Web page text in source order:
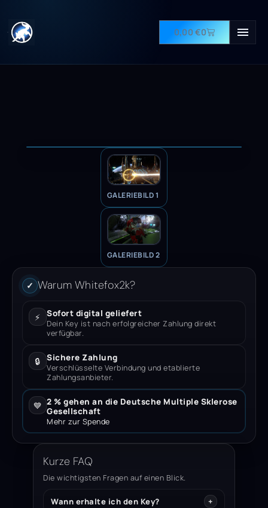
0,00€0
GALERIEBILD 1
GALERIEBILD 2
✓ Warum Whitefox2k?
⚡ Sofort digital geliefert
Dein Key ist nach erfolgreicher Zahlung direkt
verfügbar.
🔒 Sichere Zahlung
Verschlüsselte Verbindung und etablierte
Zahlungsanbieter.
💙 2 % gehen an die Deutsche Multiple Sklerose
Gesellschaft
Mehr zur Spende
Kurze FAQ
Die wichtigsten Fragen auf einen Blick.
Wann erhalte ich den Key?